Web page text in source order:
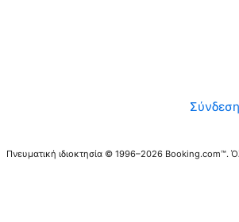
Πνευματική ιδιοκτησία © 1996–2026 Booking.com™.